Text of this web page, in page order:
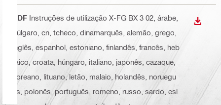
PDF Instruções de utilização X-FG BX 3 02 , árabe,
búlgaro, cn, tcheco, dinamarquês, alemão, grego,
inglês, espanhol, estoniano, finlandês, francês, heb
raico, croata, húngaro, italiano, japonês, cazaque,
coreano, lituano, letão, malaio, holandês, noruegu
ês, polonês, português, romeno, russo, sardo, esl